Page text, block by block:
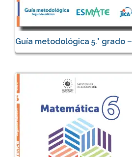
Guía metodológica 5.° grado